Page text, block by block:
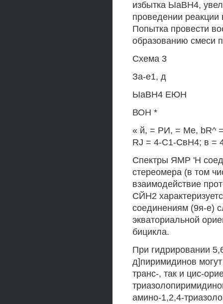
избытка ЫаВН4,
проведении
Попытка провести
образованию смеси
Схема 3
За-е1, д
ЫаВН4 ЕЮН
ВОН *
« й, = РИ, = Ме, bR^
RJ = 4-С1-СвН4; в
Спектры ЯМР 'Н
стереомера (в том
взаимодействие
СЙН2
соединениям (9я-е)
экваториальной
бицикла.
При гидрировании
д]пиримидинов
транс-, так и цис-
амино-1,2,4-